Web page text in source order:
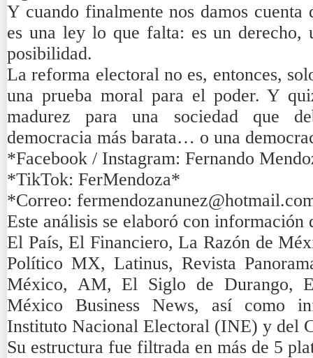
Y cuando finalmente nos damos
es una ley lo que falta: es un derecho,
posibilidad.
La reforma electoral no es, entonces,
una prueba moral para el poder. Y
madurez para una sociedad que
democracia más barata… o una
*Facebook / Instagram: Fernando
*TikTok: FerMendoza*
*Correo:
Este análisis se elaboró con información
El País, El Financiero, La Razón de
Político MX, Latinus, Revista
México, AM, El Siglo de Durango,
México Business News, así como
Instituto Nacional Electoral (INE) y del
Su estructura fue filtrada en más de 5